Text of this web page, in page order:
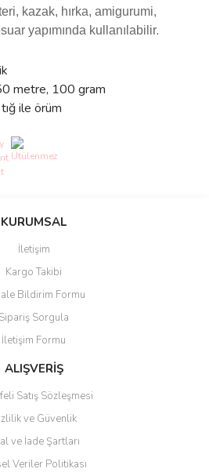
kazak, hırka, amigurumi,
yapımında kullanılabilir.
metre, 100 gram
ile örüm
ilk yorumu siz yapın!
ürün açıklamalarında ve diğer
noktaları öneri formunu kullanarak
veya görüntülenemiyor.
bilgiler bulunuyor.
bulunuyor.
daha pahalı.
olmalı.
Gönder
KURUMSAL
İletişim
Kargo Takibi
Bildirim Formu
Sipariş Sorgula
İletişim Formu
ALIŞVERİŞ
Satış Sözleşmesi
ve Güvenlik
ve İade Şartları
Veriler Politikası